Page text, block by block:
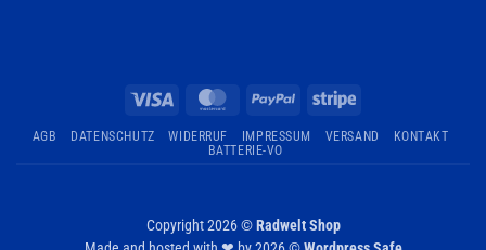
MasterCardPayPal Stripe
AGB DATENSCHUTZ WIDERRUF IMPRESSUM VERSAND
KONTAKT
BATTERIE-VO
Copyright 2026 ©Radwelt Shop